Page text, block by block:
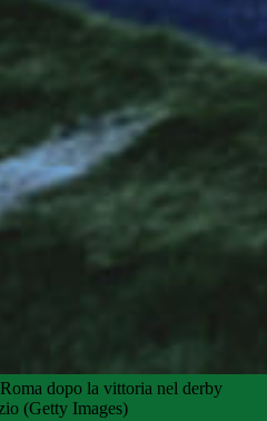
dopo la vittoria nel derby
(Getty Images)